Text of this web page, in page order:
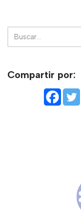
Compartir por: